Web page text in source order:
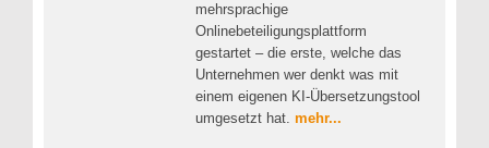
mehrsprachige
Onlinebeteiligungsplattform
gestartet – die erste, welche das
Unternehmen wer denkt was mit
einem eigenen KI-Übersetzungstool
umgesetzt hat. mehr...